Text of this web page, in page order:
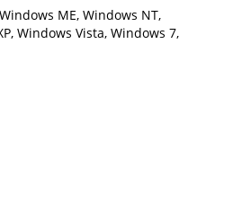
ME, Windows NT,
Windows Vista, Windows 7,